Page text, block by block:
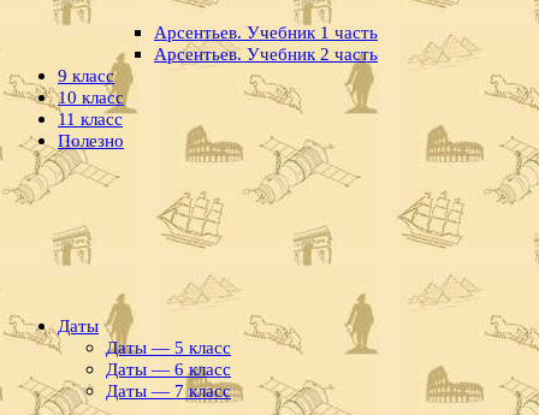
Арсентьев. Учебник 1 часть
Арсентьев. Учебник 2 часть
9 класс
10 класс
11 класс
Полезно
Даты
Даты — 5 класс
Даты — 6 класс
Даты — 7 класс